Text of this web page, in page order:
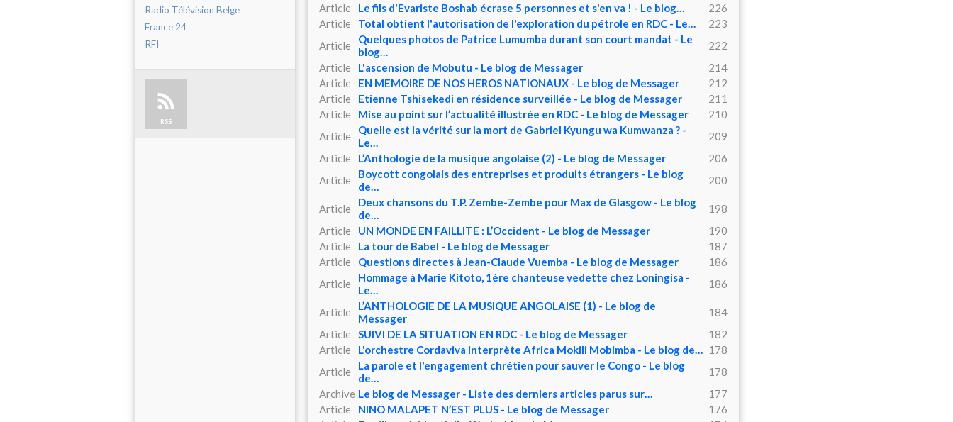
Radio Télévision Belge
France 24
RFI
RSS
Article
Le fils d'Evariste Boshab écrase 5 personnes et s'en va ! - Le blog…
226
Article
Total obtient l'autorisation de l'exploration du pétrole en RDC - Le…
223
Article
Quelques photos de Patrice Lumumba durant son court mandat - Le
blog…
222
Article
L'ascension de Mobutu - Le blog de Messager
214
Article
EN MEMOIRE DE NOS HEROS NATIONAUX - Le blog de Messager
212
Article
Etienne Tshisekedi en résidence surveillée - Le blog de Messager
211
Article
Mise au point sur l’actualité illustrée en RDC - Le blog de Messager
210
Article
Quelle est la vérité sur la mort de Gabriel Kyungu wa Kumwanza ? -
Le…
209
Article
L’Anthologie de la musique angolaise (2) - Le blog de Messager
206
Article
Boycott congolais des entreprises et produits étrangers - Le blog
de…
200
Article
Deux chansons du T.P. Zembe-Zembe pour Max de Glasgow - Le blog
de…
198
Article
UN MONDE EN FAILLITE : L’Occident - Le blog de Messager
190
Article
La tour de Babel - Le blog de Messager
187
Article
Questions directes à Jean-Claude Vuemba - Le blog de Messager
186
Article
Hommage à Marie Kitoto, 1ère chanteuse vedette chez Loningisa -
Le…
186
Article
L’ANTHOLOGIE DE LA MUSIQUE ANGOLAISE (1) - Le blog de
Messager
184
Article
SUIVI DE LA SITUATION EN RDC - Le blog de Messager
182
Article
L'orchestre Cordaviva interprète Africa Mokili Mobimba - Le blog de… 178
Article
La parole et l'engagement chrétien pour sauver le Congo - Le blog
de…
178
Archive Le blog de Messager - Liste des derniers articles parus sur…
177
Article
NINO MALAPET N’EST PLUS - Le blog de Messager
176